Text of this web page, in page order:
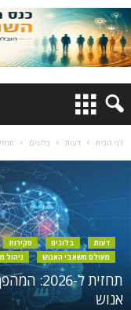
דף הבית דעות בלוגים תחזית ל-2026: המהפך
דעות בלוגים סקירות
מעולם משאבי האנוש
ניהול
תחזית ל-
אנוש